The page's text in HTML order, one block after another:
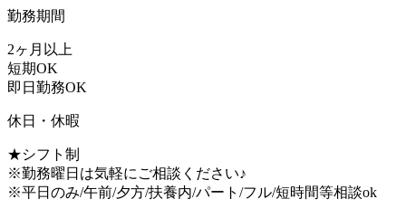
勤務期間
2ヶ月以上
短期OK
即日勤務OK
休日・休暇
★シフト制
※勤務曜日は気軽にご相談ください♪
※平日のみ/午前/夕方/扶養内/パート/フル/短時間等相談ok